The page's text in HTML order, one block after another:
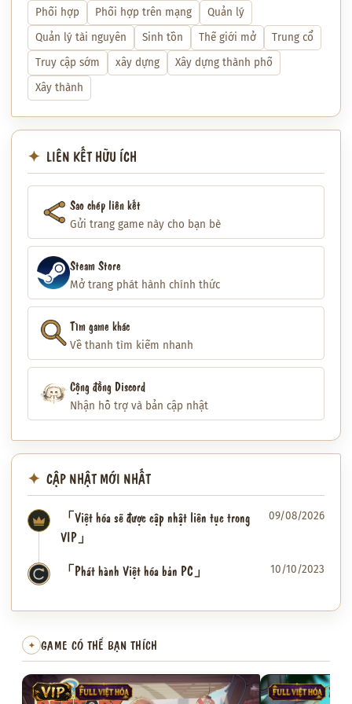
Phối hợp Phối hợp trên mạng
Quản lý
Quản lý tài nguyên
Sinh tồn Thế giới mở
Trung cổ
Truy cập sớm
xây dựng
Xây dựng thành phố
Xây thành
LIÊN KẾT HỮU ÍCH
Sao chép liên kết
Gửi trang game này cho bạn bè
Steam Store
Mở trang phát hành chính thức
Tìm game khác
Về thanh tìm kiếm nhanh
Cộng đồng Discord
Nhận hỗ trợ và bản cập nhật
CẬP NHẬT MỚI NHẤT
「Việt hóa sẽ được cập nhật liên tục trong
VIP」
09/08/2026
✦ 「Phát hành Việt hóa bản PC」 10/10/2023
✦ GAME CÓ THỂ BẠN THÍCH
VIP FULL VIỆT HÓA FULL VIỆT HÓAVIP